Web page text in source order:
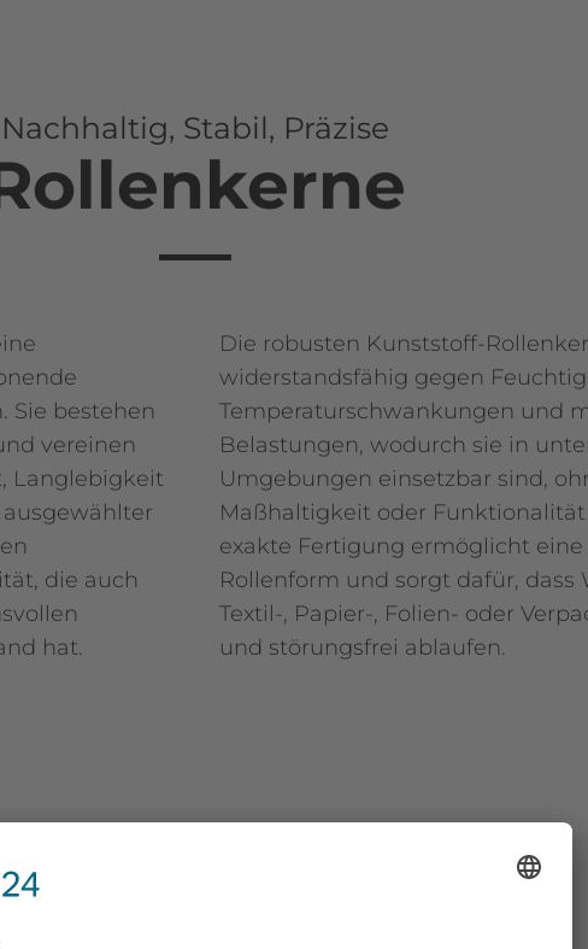
Nachhaltig, Stabil, Präzise
Sie bestehen
vereinen
Langlebigkeit
die auch
hat.
Die robusten Kunststoff-
widerstandsfähig gegen
Temperaturschwankungen und
Belastungen, wodurch sie in
Umgebungen einsetzbar sind,
Maßhaltigkeit oder
exakte Fertigung ermöglicht
Rollenform und sorgt dafür, dass
Textil-, Papier-, Folien- oder
und störungsfrei ablaufen.